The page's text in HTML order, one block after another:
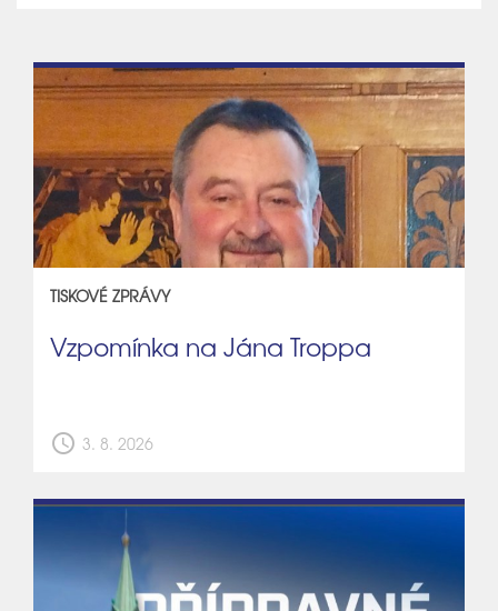
TISKOVÉ ZPRÁVY
Vzpomínka na Jána Troppa
schedule 3. 8. 2026